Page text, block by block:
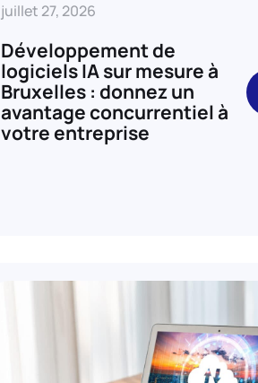
juillet 27, 2026
Développement de
logiciels IA sur mesure à
Bruxelles : donnez un
avantage concurrentiel à
votre entreprise